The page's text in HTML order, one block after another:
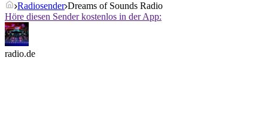
Radiosender Dreams of Sounds Radio
Höre diesen Sender kostenlos in der App:
radio.de